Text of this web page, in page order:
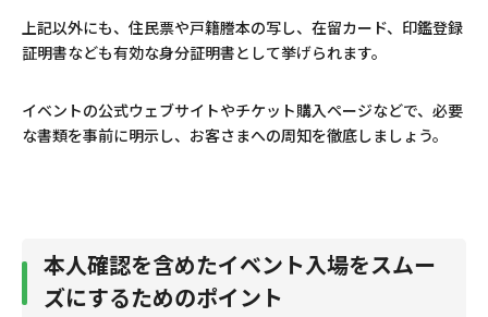
上記以外にも、住民票や戸籍謄本の写し、在留カード、印鑑登録
証明書なども有効な身分証明書として挙げられます。
イベントの公式ウェブサイトやチケット購入ページなどで、必要
な書類を事前に明示し、お客さまへの周知を徹底しましょう。
本人確認を含めたイベント入場をスムー
ズにするためのポイント